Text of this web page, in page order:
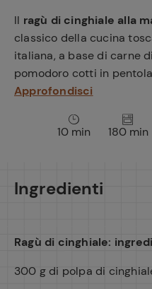
Il ragù di cinghiale alla
classico della cucina
italiana, a base di carne
pomodoro cotti in
Approfondisci
10 min 180 min
Ingredienti
Ragù di cinghiale:
300 g di polpa di